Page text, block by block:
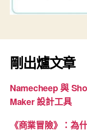
剛出爐文章
Namecheep 與
Maker 設計工具
《商業冒險》：為